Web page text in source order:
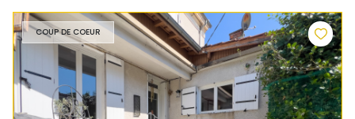
COUP DE COEUR